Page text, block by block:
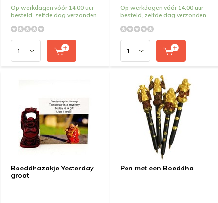
Op werkdagen vóór 14.00 uur
besteld, zelfde dag verzonden
Op werkdagen vóór 14.00 uur
besteld, zelfde dag verzonden
Boeddhazakje Yesterday
groot
Pen met een Boeddha